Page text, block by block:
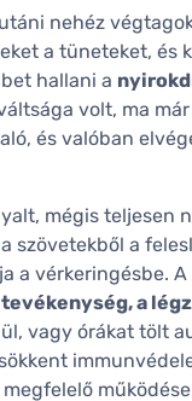
nehéz
a tüneteket, és
hallani a
volt, ma
és valóban
mégis teljesen
szövetekből a
a vérkeringésbe.
a
vagy órákat tölt